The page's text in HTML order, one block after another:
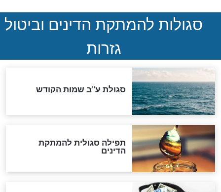
הותר לפרסום: לוחמי מילואים
נהרגו בדרום לבנון
ההסכם החשאי של טראמפ
ואיראן: בלי שקיפות ועם הרבה
סימני שאלה
המסמך האבוד שנחשף
במרתפי מוסקבה: כתב היד
הנדיר של הרשב"ם התגלה